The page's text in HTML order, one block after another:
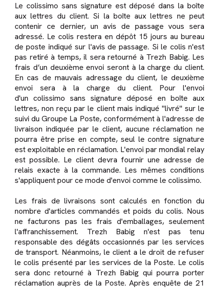
Le colissimo sans signature est déposé dans la boîte
aux lettres du client. Si la boîte aux lettres ne peut
contenir ce dernier, un avis de passage vous sera
adressé. Le colis restera en dépôt 15 jours au bureau
de poste indiqué sur l'avis de passage. Si le colis n'est
pas retiré à temps, il sera retourné à Trezh Babig. Les
frais d’un deuxième envoi seront à la charge du client.
En cas de mauvais adressage du client, le deuxième
envoi sera à la charge du client. Pour l'envoi
d'un colissimo sans signature déposé en boîte aux
lettres, non reçu par le client mais indiqué "livré" sur le
suivi du Groupe La Poste, conformément à l'adresse de
livraison indiquée par le client, aucune réclamation ne
pourra être prise en compte, seul le contre signature
est exploitable en réclamation. L'envoi par mondial relay
est possible. Le client devra fournir une adresse de
relais exacte à la commande. Les mêmes conditions
s'appliquent pour ce mode d'envoi comme le colissimo.
Les frais de livraisons sont calculés en fonction du
nombre d'articles commandés et poids du colis. Nous
ne facturons pas les frais d'emballages, seulement
l'affranchissement. Trezh Babig n'est pas tenu
responsable des dégâts occasionnés par les services
de transport. Néanmoins, le client a le droit de refuser
le colis présenté par les services de la Poste. Le colis
sera donc retourné à Trezh Babig qui pourra porter
réclamation auprès de la Poste. Après enquête de 21